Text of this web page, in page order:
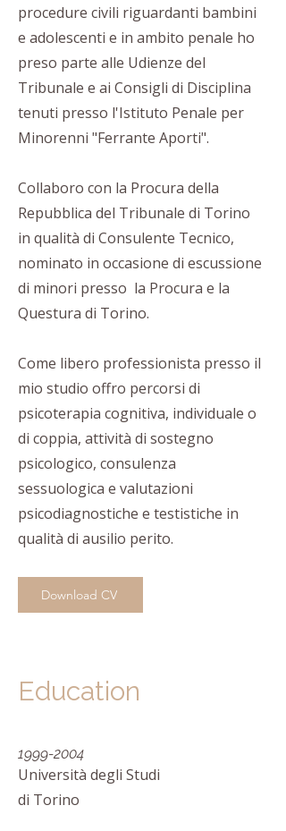
procedure civili riguardanti bambini
e adolescenti e in ambito penale ho
preso parte alle Udienze del
Tribunale e ai Consigli di Disciplina
tenuti presso l'Istituto Penale per
Minorenni "Ferrante Aporti".
Collaboro con la Procura della
Repubblica del Tribunale di Torino
in qualità di Consulente Tecnico,
nominato in occasione di escussione
di minori presso la Procura e la
Questura di Torino.
Come libero professionista presso il
mio studio offro percorsi di
psicoterapia cognitiva, individuale o
di coppia, attività di sostegno
psicologico, consulenza
sessuologica e valutazioni
psicodiagnostiche e testistiche in
qualità di ausilio perito.
Download CV
Education
1999-2004
Università degli Studi
di Torino